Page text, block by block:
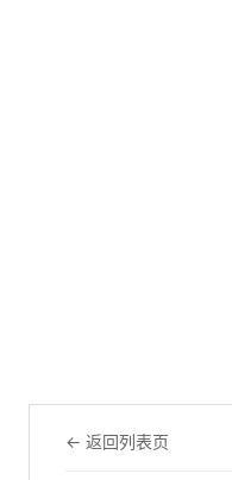
← 返回列表页